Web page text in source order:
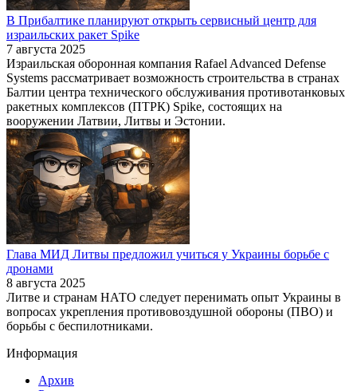
В Прибалтике планируют открыть сервисный центр для
израильских ракет Spike
7 августа 2025
Израильская оборонная компания Rafael Advanced Defense
Systems рассматривает возможность строительства в странах
Балтии центра технического обслуживания противотанковых
ракетных комплексов (ПТРК) Spike, состоящих на
вооружении Латвии, Литвы и Эстонии.
Глава МИД Литвы предложил учиться у Украины борьбе с
дронами
8 августа 2025
Литве и странам НАТО следует перенимать опыт Украины в
вопросах укрепления противовоздушной обороны (ПВО) и
борьбы с беспилотниками.
Информация
Архив